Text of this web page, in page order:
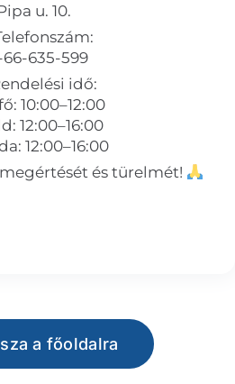
u. 10.
635-599
idő:
10:00–12:00
12:00–16:00
12:00–16:00
és türelmét!
a főoldalra